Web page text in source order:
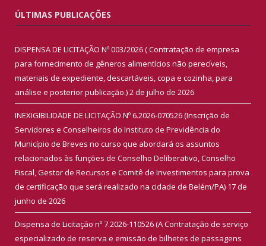
ÚLTIMAS PUBLICAÇÕES
DISPENSA DE LICITAÇÃO Nº 003/2026 ( Contratação de empresa
para fornecimento de gêneros alimentícios não perecíveis,
materiais de expediente, descartáveis, copa e cozinha, para
análise e posterior publicação.)2 de julho de 2026
INEXIGIBILIDADE DE LICITAÇÃO Nº 6.2026-070526 (Inscrição de
Servidores e Conselheiros do Instituto de Previdência do
Município de Breves no curso que abordará os assuntos
relacionados às funções de Conselho Deliberativo, Conselho
Fiscal, Gestor de Recursos e Comitê de Investimentos para prova
de certificação que será realizado na cidade de Belém/PA) 17 de
junho de 2026
Dispensa de Licitação nº 7.2026-110526 (A Contratação de serviço
especializado de reserva e emissão de bilhetes de passagens